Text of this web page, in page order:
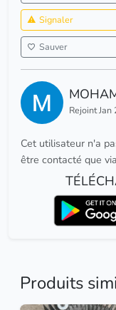
Signaler
Sauver
Rejoint
Cet utilisateur n'a
être contacté que
Produits